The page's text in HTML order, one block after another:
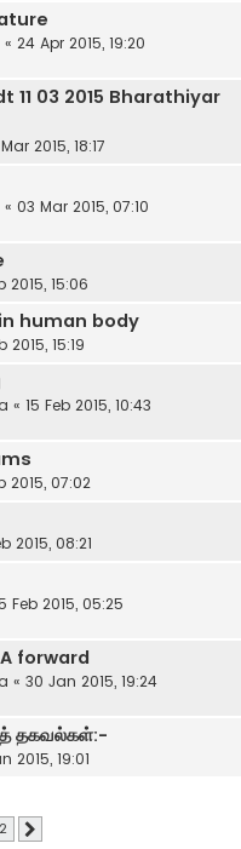
« 24 Apr 2015, 19:20
11 03 2015 Bharathiyar
2015, 18:17
« 03 Mar 2015, 07:10
2015, 15:06
human body
2015, 15:19
« 15 Feb 2015, 10:43
2015, 07:02
2015, 08:21
Feb 2015, 05:25
forward
« 30 Jan 2015, 19:24
தகவல்கள்:-
2015, 19:01
2